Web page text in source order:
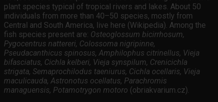
plant species typical of tropical rivers and lakes. About 50
individuals from more than 40–50 species, mostly from
Central and South America, live here (Wikipedia). Among the
fish species present are: Osteoglossum bicirrhosum,
Pygocentrus nattereri, Colossoma nigripinne,
Pseudacanthicus spinosus, Amphilophus citrinellus, Vieja
bifasciatus, Cichla kelberi, Vieja synspilum, Crenicichla
strigata, Semaprochilodus taeniurus, Cichla ocellaris, Vieja
maculicauda, Astronotus ocellatus, Parachromis
managuensis, Potamotrygon motoro (obriakvarium.cz).